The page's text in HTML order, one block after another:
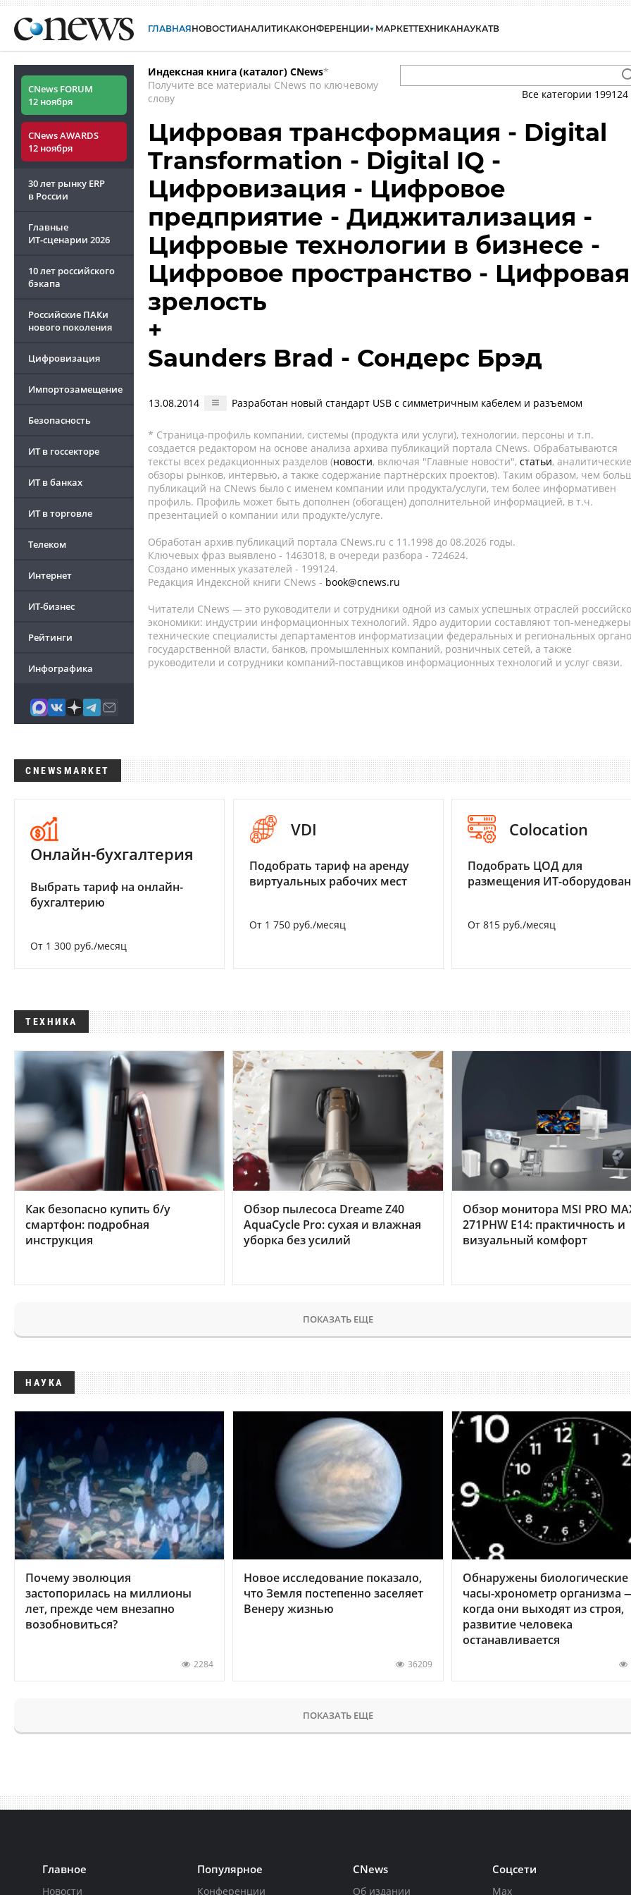
ГЛАВНАЯНОВОСТИАНАЛИТИКАКОНФЕРЕНЦИИ МАРКЕТТЕХНИКАНАУКАТВ
CNews FORUM
12 ноября
CNews AWARDS
12 ноября
30 лет рынку ERP
в России
Главные
ИТ-сценарии 2026
10 лет российского
бэкапа
Российские ПАКи
нового поколения
Цифровизация
Импортозамещение
Безопасность
ИТ в госсекторе
ИТ в банках
ИТ в торговле
Телеком
Интернет
ИТ-бизнес
Рейтинги
Инфографика
Индексная книга (каталог) CNews*
Получите все материалы CNews по ключевому
слову
Все категории 199124
Цифровая трансформация - Digital
Transformation - Digital IQ -
Цифровизация - Цифровое
предприятие - Диджитализация -
Цифровые технологии в бизнесе -
Цифровое пространство - Цифровая
зрелость
+
Saunders Brad - Сондерс Брэд
13.08.2014 Разработан новый стандарт USB с симметричным кабелем и разъемом
* Страница-профиль компании, системы (продукта или услуги), технологии, персоны и т.п.
создается редактором на основе анализа архива публикаций портала CNews. Обрабатываются
тексты всех редакционных разделов (новости, включая "Главные новости", статьи, аналитические
обзоры рынков, интервью, а также содержание партнёрских проектов). Таким образом, чем
публикаций на CNews было с именем компании или продукта/услуги, тем более информативен
профиль. Профиль может быть дополнен (обогащен) дополнительной информацией, в т.ч.
презентацией о компании или продукте/услуге.
Обработан архив публикаций портала CNews.ru c 11.1998 до 08.2026 годы.
Ключевых фраз выявлено - 1463018, в очереди разбора - 724624.
Создано именных указателей - 199124.
Редакция Индексной книги CNews - book@cnews.ru
Читатели CNews — это руководители и сотрудники одной из самых успешных отраслей
экономики: индустрии информационных технологий. Ядро аудитории составляют топ-
технические специалисты департаментов информатизации федеральных и региональных
государственной власти, банков, промышленных компаний, розничных сетей, а также
руководители и сотрудники компаний-поставщиков информационных технологий и услуг связи.
CNEWSMARKET
Онлайн-бухгалтерия
Выбрать тариф на онлайн-
бухгалтерию
От 1 300 руб./месяц
VDI
Подобрать тариф на аренду
виртуальных рабочих мест
От 1 750 руб./месяц
Colocation
Подобрать ЦОД для
размещения ИТ-
От 815 руб./месяц
ТЕХНИКА
Как безопасно купить б/у
смартфон: подробная
инструкция
Обзор пылесоса Dreame Z40
AquaCycle Pro: сухая и влажная
уборка без усилий
Обзор монитора MSI PRO
271PHW E14: практичность и
визуальный комфорт
ПОКАЗАТЬ ЕЩЕ
НАУКА
Почему эволюция
застопорилась на миллионы
лет, прежде чем внезапно
возобновиться?
2284
Новое исследование показало,
что Земля постепенно заселяет
Венеру жизнью
36209
Обнаружены биологические
часы-хронометр организма
когда они выходят из строя,
развитие человека
останавливается
ПОКАЗАТЬ ЕЩЕ
Главное
Новости
Популярное
Конференции
CNews
Об издании
Соцсети
Max